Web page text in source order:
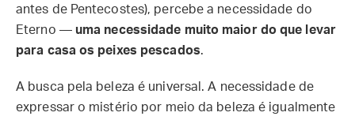
antes de Pentecostes), percebe a necessidade do
Eterno — uma necessidade muito maior do que levar
para casa os peixes pescados.
A busca pela beleza é universal. A necessidade de
expressar o mistério por meio da beleza é igualmente